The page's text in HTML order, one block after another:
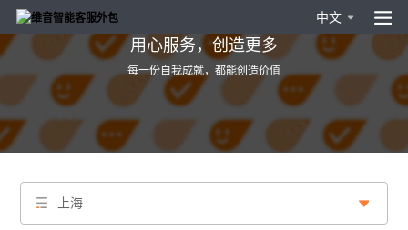
中文
用心服务，创造更多
每一份自我成就，都能创造价值
上海